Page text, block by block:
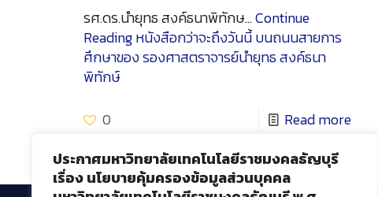
ประกาศมหาวิทยาลัยเทคโนโลยีราชมงคลธัญบุรี
เรื่อง นโยบายคุ้มครองข้อมูลส่วนบุคคล
รศ.ดร.นำยุทธ สงค์ธนาพิทักษ…Continue
Readingหนังสือกว่าจะถึงวันนี้ บนถนนสายการ
ศึกษาของ รองศาสตราจารย์นำยุทธ สงค์ธนา
พิทักษ์
0
Read more